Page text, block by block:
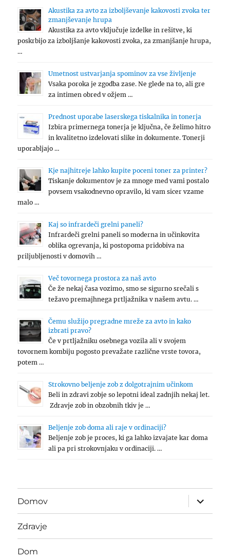
Akustika za avto za izboljševanje kakovosti zvoka ter
zmanjševanje hrupa
Akustika za avto vključuje izdelke in rešitve, ki
poskrbijo za izboljšanje kakovosti zvoka, za zmanjšanje hrupa,
…
Umetnost ustvarjanja spominov za vse življenje
Vsaka poroka je zgodba zase. Ne glede na to, ali gre
za intimen obred v ožjem …
Prednost uporabe laserskega tiskalnika in tonerja
Izbira primernega tonerja je ključna, če želimo hitro
in kvalitetno izdelovati slike in dokumente. Tonerji
uporabljajo …
Kje najhitreje lahko kupite poceni toner za printer?
Tiskanje dokumentov je za mnoge med vami postalo
povsem vsakodnevno opravilo, ki vam sicer vzame
malo …
Kaj so infrardeči grelni paneli?
Infrardeči grelni paneli so moderna in učinkovita
oblika ogrevanja, ki postopoma pridobiva na
priljubljenosti v domovih …
Več tovornega prostora za naš avto
Če že nekaj časa vozimo, smo se sigurno srečali s
težavo premajhnega prtljažnika v našem avtu. …
Čemu služijo pregradne mreže za avto in kako
izbrati pravo?
Če v prtljažniku osebnega vozila ali v svojem
tovornem kombiju pogosto prevažate različne vrste tovora,
potem …
Strokovno beljenje zob z dolgotrajnim učinkom
Beli in zdravi zobje so lepotni ideal zadnjih nekaj let.
Zdravje zob in obzobnih tkiv je …
Beljenje zob doma ali raje v ordinaciji?
Beljenje zob je proces, ki ga lahko izvajate kar doma
ali pa pri strokovnjaku v ordinaciji. …
Domov
expand
child
menu
Zdravje
Dom